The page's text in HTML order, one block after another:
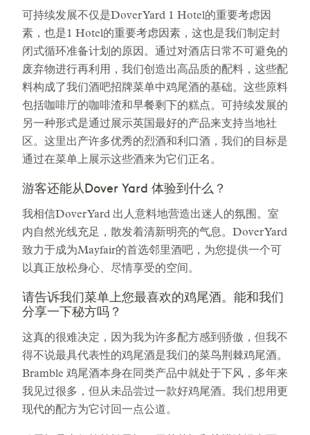
可持续发展不仅是Dover Yard 1 Hotel的重要考虑因
素，也是1 Hotel的重要考虑因素，这也是我们制定封
闭式循环准备计划的原因。通过对酒店日常不可避免的
废弃物进行再利用，我们创造出高品质的配料，这些配
料构成了我们酒吧招牌菜单中鸡尾酒的基础。这些原料
包括咖啡厅的咖啡渣和早餐剩下的糕点。可持续发展的
另一种形式是通过展示英国最好的产品来支持当地社
区。这里出产许多优秀的烈酒和利口酒，我们的目标是
通过在菜单上展示这些酒来为它们正名。
游客还能从Dover Yard 体验到什么？
我相信Dover Yard 出人意料地营造出迷人的氛围。室
内自然光线充足，散发着清新明亮的气息。Dover Yard
致力于成为Mayfair的首选邻里酒吧，为您提供一个可
以真正放松身心、尽情享受的空间。
请告诉我们菜单上您最喜欢的鸡尾酒。能和我们
分享一下秘方吗？
这真的很难决定，因为我为许多配方感到骄傲，但我不
得不说最具代表性的鸡尾酒是我们的菜鸟荆棘鸡尾酒。
Bramble 鸡尾酒本身在同类产品中就处于下风，多年来
我见过很多，但从未品尝过一款好鸡尾酒。我们想用更
现代的配方为它讨回一点公道。